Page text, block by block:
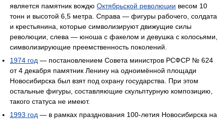
является памятник вождю Октябрьской революции весом 10
тонн и высотой 6,5 метра. Справа — фигуры рабочего, солдата
и крестьянина, которые символизируют движущие силы
революции, слева — юноша с факелом и девушка с колосьями,
символизирующие преемственность поколений.
1974 год — постановлением Совета министров РСФСР № 624
от 4 декабря памятник Ленину на одноимённой площади
Новосибирска был взят под охрану государства. При этом
остальные фигуры, составляющие скульптурную композицию,
такого статуса не имеют.
1993 год — в рамках празднования 100-летия Новосибирска на